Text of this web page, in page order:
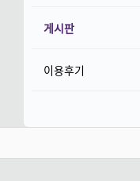
게시판
이용후기